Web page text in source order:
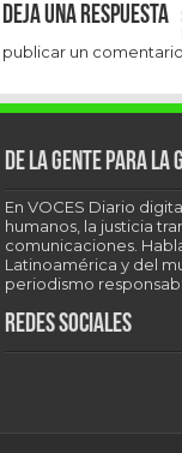
Deja una respuesta
publicar un comentario.
De la gente para la
En VOCES Diario
humanos, la justicia
comunicaciones.
Latinoamérica y del
periodismo
Redes sociales